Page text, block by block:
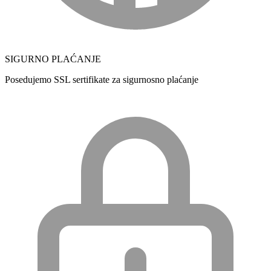
SIGURNO PLAĆANJE
Posedujemo SSL sertifikate za sigurnosno plaćanje